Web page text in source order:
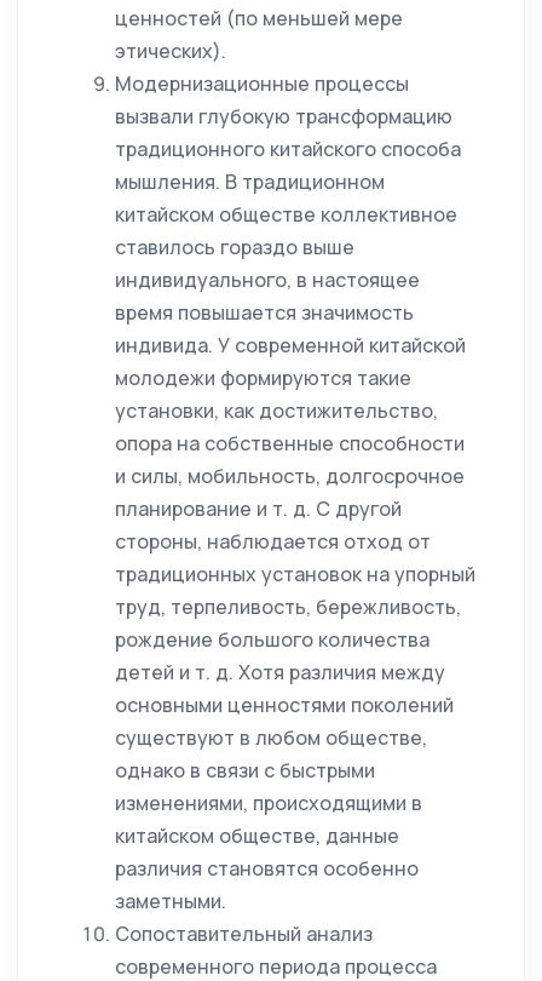
ценностей (по меньшей мере
этических).
Модернизационные процессы
вызвали глубокую трансформацию
традиционного китайского способа
мышления. В традиционном
китайском обществе коллективное
ставилось гораздо выше
индивидуального, в настоящее
время повышается значимость
индивида. У современной китайской
молодежи формируются такие
установки, как достижительство,
опора на собственные способности
и силы, мобильность, долгосрочное
планирование и т. д. С другой
стороны, наблюдается отход от
традиционных установок на упорный
труд, терпеливость, бережливость,
рождение большого количества
детей и т. д. Хотя различия между
основными ценностями поколений
существуют в любом обществе,
однако в связи с быстрыми
изменениями, происходящими в
китайском обществе, данные
различия становятся особенно
заметными.
Сопоставительный анализ
современного периода процесса